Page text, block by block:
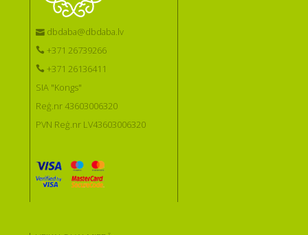
dbdaba@dbdaba.lv
+371 26739266
+371 26136411
SIA "Kongs"
Reģ.nr 43603006320
PVN Reģ.nr LV43603006320